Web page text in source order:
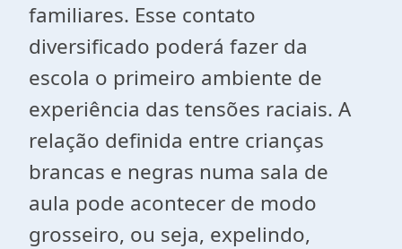
familiares. Esse contato
diversificado poderá fazer da
escola o primeiro ambiente de
experiência das tensões raciais. A
relação definida entre crianças
brancas e negras numa sala de
aula pode acontecer de modo
grosseiro, ou seja, expelindo,